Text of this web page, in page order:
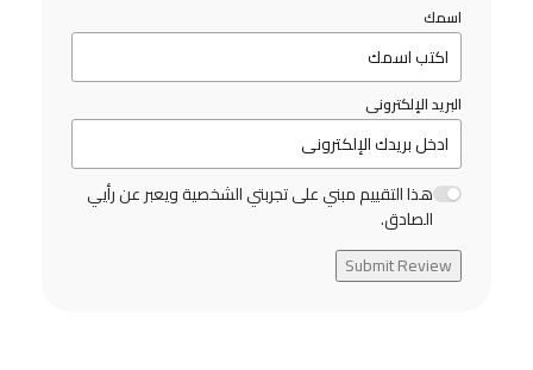
اسمك
البريد الإلكترونى
هذا التقييم مبني على تجربتي الشخصية ويعبر عن رأيي
الصادق.
Submit Review